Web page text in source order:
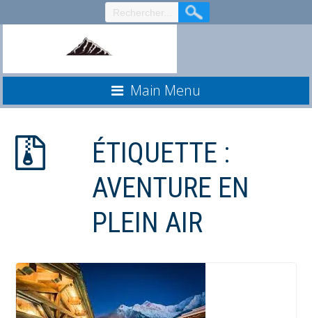
au
Main Menu
ÉTIQUETTE :
AVENTURE EN
PLEIN AIR